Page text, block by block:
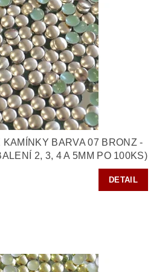
KAMÍNKY BARVA 07 BRONZ -
2, 3, 4 A 5MM PO 100KS)
DETAIL